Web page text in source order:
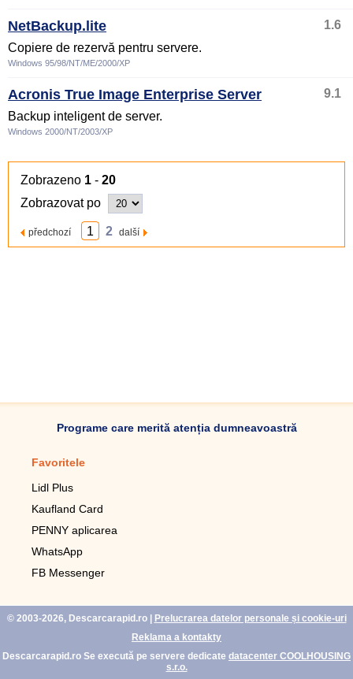
NetBackup.lite
1.6
Copiere de rezervă pentru servere.
Windows 95/98/NT/ME/2000/XP
Acronis True Image Enterprise Server
9.1
Backup inteligent de server.
Windows 2000/NT/2003/XP
Zobrazeno 1 - 20
Zobrazovat po
předchozí 1 2 další
Programe care merită atenția dumneavoastră
Favoritele
Lidl Plus
Kaufland Card
PENNY aplicarea
WhatsApp
FB Messenger
© 2003-2026, Descarcarapid.ro|
Prelucrarea datelor personale și cookie-uri
Reklama a kontakty
Descarcarapid.ro Se execută pe servere dedicate datacenter COOLHOUSING
s.r.o.